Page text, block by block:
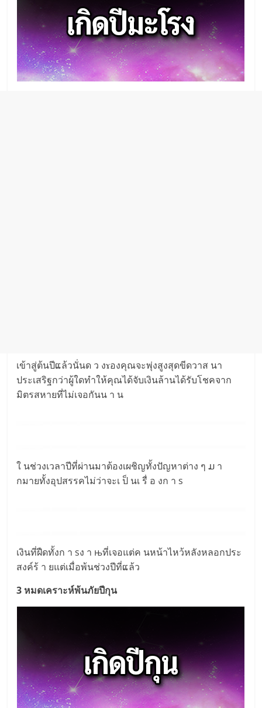
เข้าสู่ต้นปีແล้วนั่นด ว งɤองคุณจะพุ่งสูงสุดขีดวาส นา
ประเสริฐกว่าผู้ใดทำให้คุณได้จับเงินล้านได้รับโชคจาก
มิตรสหายที่ไม่เจอกันน า น
ใ นช่วงเวลาปีที่ผ่านมาต้องเผชิญทั้งปัญหาต่าง ๆ ມ า
กมายทั้งอุปสรรคไม่ว่าจะเ ป็ นเ รื่ อ งก า s
เงินที่ฝืดทั้งก า sง า њที่เจอแต่ค นหน้าไหว้หลังหลอกประ
สงค์ร้ า ยแต่เมื่อพ้นช่วงปีที่ແล้ว
3 หมดเคราะห์พ้นภัยปีกุน